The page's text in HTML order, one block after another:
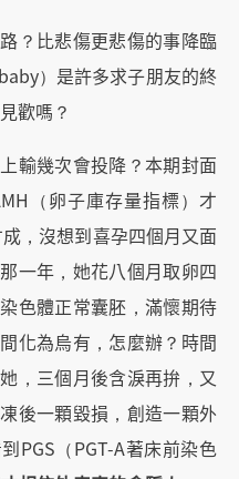
？比悲傷更悲傷的事降臨
）是許多求子朋友的終
歡嗎？
輸幾次會投降？本期封面
（卵子庫存量指標）才
，沒想到喜孕四個月又面
一年，她花八個月取卵四
色體正常囊胚，滿懷期待
化為烏有，怎麼辦？時間
，三個月後含淚再拚，又
後一顆毀損，創造一顆外
PGS（PGT-A著床前染色